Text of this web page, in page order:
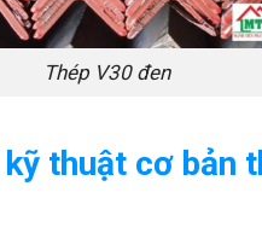
Thép V30 đen
thuật cơ bản